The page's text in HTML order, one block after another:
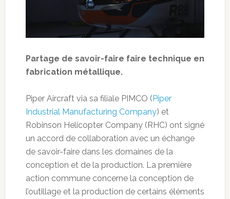
Partage de savoir-faire faire technique en
fabrication métallique.
Piper Aircraft via sa filiale PIMCO (Piper
Industrial Manufacturing Company) et
Robinson Helicopter Company (RHC) ont signé
un accord de collaboration avec un échange
de savoir-faire dans les domaines de la
conception et de la production. La première
action commune concerne la conception de
l’outillage et la production de certains éléments